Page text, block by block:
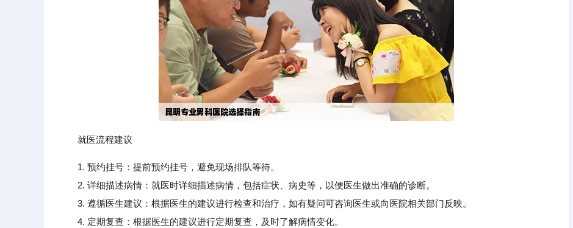
就医流程建议
1. 预约挂号：提前预约挂号，避免现场排队等待。
2. 详细描述病情：就医时详细描述病情，包括症状、病史等，以便医生做出准确的诊断。
3. 遵循医生建议：根据医生的建议进行检查和治疗，如有疑问可咨询医生或向医院相关部门反映。
4. 定期复查：根据医生的建议进行定期复查，及时了解病情变化。